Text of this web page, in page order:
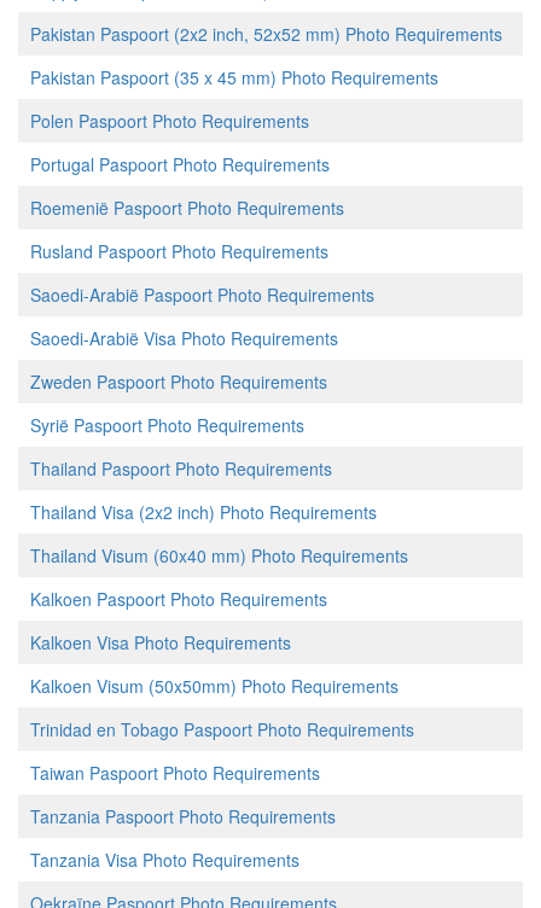
Pakistan Paspoort (2x2 inch, 52x52 mm) Photo Requirements
Pakistan Paspoort (35 x 45 mm) Photo Requirements
Polen Paspoort Photo Requirements
Portugal Paspoort Photo Requirements
Roemenië Paspoort Photo Requirements
Rusland Paspoort Photo Requirements
Saoedi-Arabië Paspoort Photo Requirements
Saoedi-Arabië Visa Photo Requirements
Zweden Paspoort Photo Requirements
Syrië Paspoort Photo Requirements
Thailand Paspoort Photo Requirements
Thailand Visa (2x2 inch) Photo Requirements
Thailand Visum (60x40 mm) Photo Requirements
Kalkoen Paspoort Photo Requirements
Kalkoen Visa Photo Requirements
Kalkoen Visum (50x50mm) Photo Requirements
Trinidad en Tobago Paspoort Photo Requirements
Taiwan Paspoort Photo Requirements
Tanzania Paspoort Photo Requirements
Tanzania Visa Photo Requirements
Oekraïne Paspoort Photo Requirements